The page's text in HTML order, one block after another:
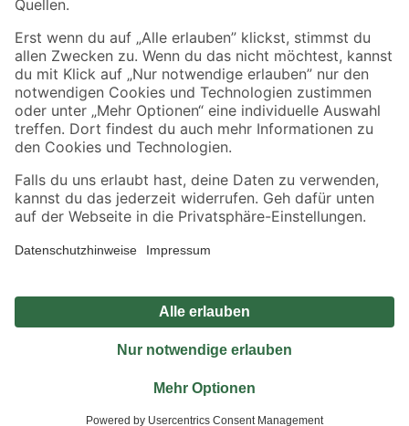
Sicher einkaufen
Jetzt die toom-App herunterladen
Alle Preisangaben in EUR inkl. gesetzl. MwSt.. Die dargestellten Angebote sind unter
Umständen nicht in allen Märkten verfügbar. Die angegebenen Verfügbarkeiten beziehen
Produkte nur solange der Vorrat reicht.
*Paketversand ab 59 € versandkostenfrei, gilt nicht für Artikel mit Speditionsversand, hier
Privatsphäre Impressum
Nutzungsbedingungen
Widerrufsrecht
Vertrag widerrufen
© 2026 toom Baumarkt GmbH